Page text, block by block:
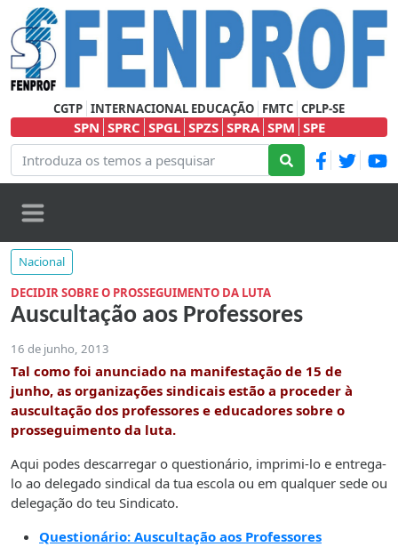
CGTP INTERNACIONAL EDUCAÇÃO FMTC CPLP-SE
SPN SPRC SPGL SPZS SPRA SPM SPE
Nacional
DECIDIR SOBRE O PROSSEGUIMENTO DA LUTA
Auscultação aos Professores
16 de junho, 2013
Tal como foi anunciado na manifestação de 15 de
junho, as organizações sindicais estão a proceder à
auscultação dos professores e educadores sobre o
prosseguimento da luta.
Aqui podes descarregar o questionário, imprimi-lo e entrega-
lo ao delegado sindical da tua escola ou em qualquer sede ou
delegação do teu Sindicato.
Questionário: Auscultação aos Professores